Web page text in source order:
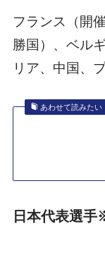
フランス（開
勝国）、ベル
リア、中国、
あわせて読みたい
日本代表選手